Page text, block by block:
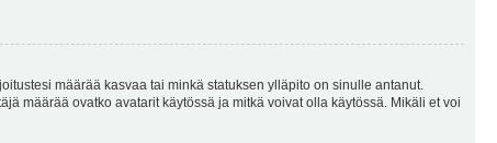
määrää kasvaa tai minkä statuksen ylläpito on sinulle antanut.
määrää ovatko avatarit käytössä ja mitkä voivat olla käytössä. Mikäli et voi